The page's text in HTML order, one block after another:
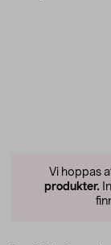
Vi hoppas
produkter.